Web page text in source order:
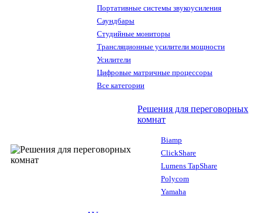
Портативные системы звукоусиления
Саундбары
Студийные мониторы
Трансляционные усилители мощности
Усилители
Цифровые матричные процессоры
Все категории
Решения для переговорных
комнат
Biamp
ClickShare
Lumens TapShare
Polycom
Yamaha